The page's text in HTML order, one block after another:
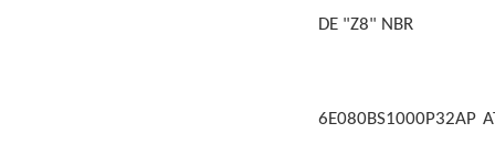
DE "Z8" NBR
6E080BS1000P32AP